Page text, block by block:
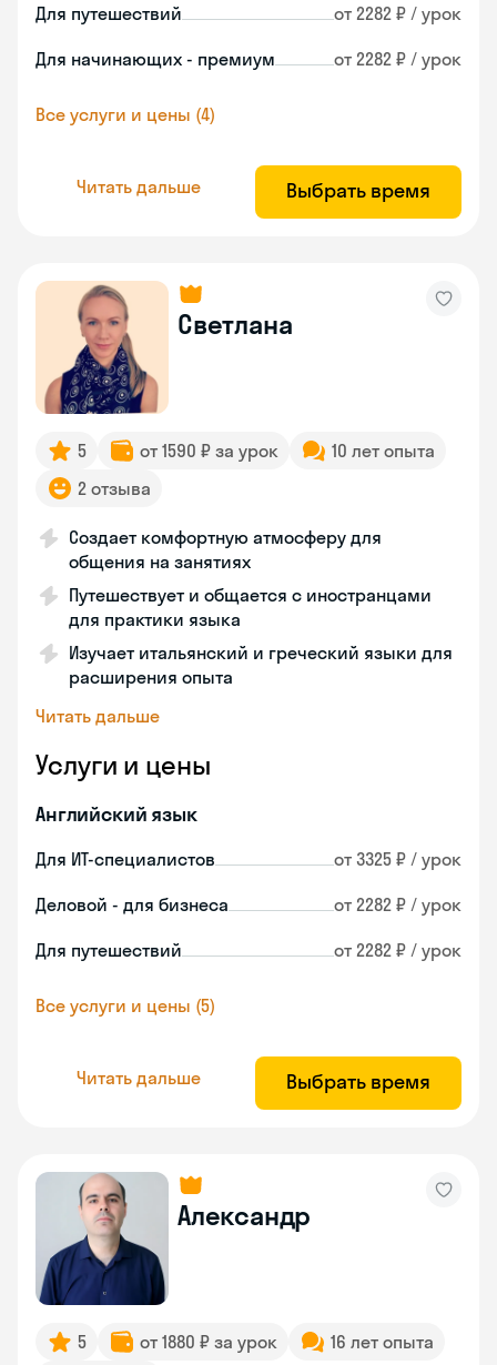
Для путешествий от 2282 ₽ / урок
Для начинающих - премиум от 2282 ₽ / урок
Все услуги и цены (4)
Читать дальше Выбрать время
Светлана
5 от 1590 ₽ за урок
10 лет опыта
2 отзыва
Создает комфортную атмосферу для
общения на занятиях
Путешествует и общается с иностранцами
для практики языка
Изучает итальянский и греческий языки для
расширения опыта
Читать дальше
Услуги и цены
Английский язык
Для ИТ-специалистов от 3325 ₽ / урок
Деловой - для бизнеса от 2282 ₽ / урок
Для путешествий от 2282 ₽ / урок
Все услуги и цены (5)
Читать дальше Выбрать время
Александр
5 от 1880 ₽ за урок 16 лет опыта